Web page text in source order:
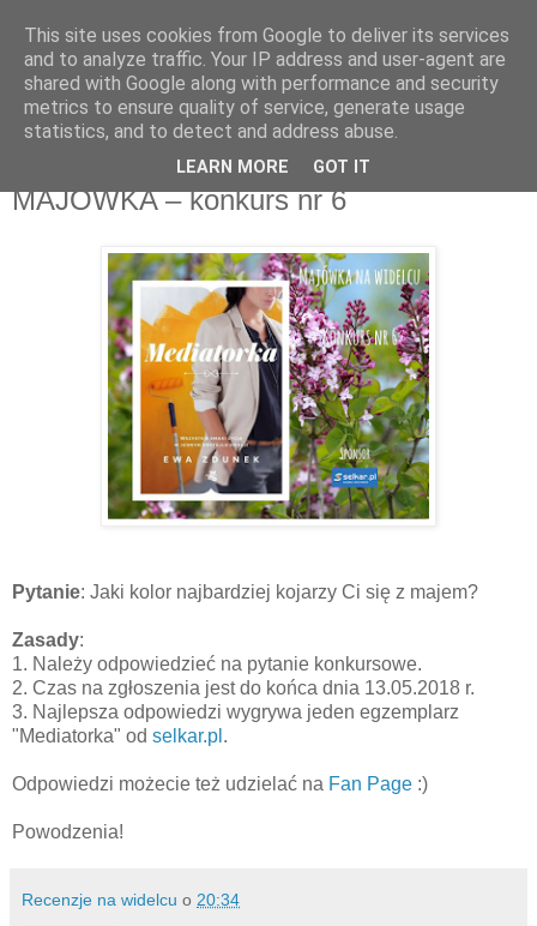
Recenzje na widelcu
Portal kulturalny - książki, recenzje, inspiracje, konkursy.
piątek, 4 maja 2018
MAJÓWKA – konkurs nr 6
Pytanie: Jaki kolor najbardziej kojarzy Ci się z majem?
Zasady:
1. Należy odpowiedzieć na pytanie konkursowe.
2. Czas na zgłoszenia jest do końca dnia 13.05.2018 r.
3. Najlepsza odpowiedzi wygrywa jeden egzemplarz
"Mediatorka" od selkar.pl .
Odpowiedzi możecie też udzielać na Fan Page :)
Powodzenia!
Recenzje na widelcu o 20:34
This site uses cookies from Google to deliver its services
and to analyze traffic. Your IP address and user-agent are
shared with Google along with performance and security
metrics to ensure quality of service, generate usage
statistics, and to detect and address abuse.
LEARN MORE GOT IT